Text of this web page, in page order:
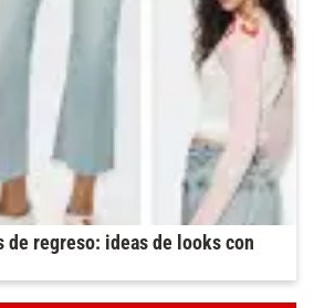
de regreso: ideas de looks con